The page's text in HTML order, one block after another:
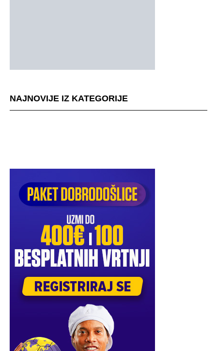
NAJNOVIJE IZ KATEGORIJE